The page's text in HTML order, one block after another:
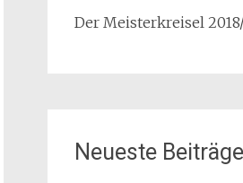
Der Meisterkreisel
Neueste Beiträge